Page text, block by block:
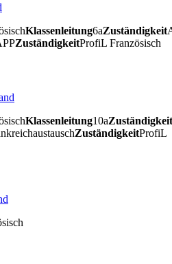
Klassenleitung6aZuständigkeit
ZuständigkeitProfiL Französisch
Klassenleitung10aZuständigkeit
ZuständigkeitProfiL